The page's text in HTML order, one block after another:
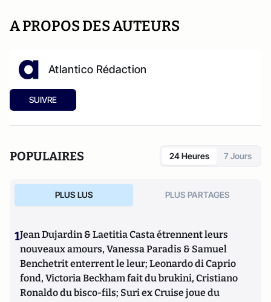
A PROPOS DES AUTEURS
Atlantico Rédaction
SUIVRE
POPULAIRES 24 Heures 7 Jours
PLUS LUS PLUS PARTAGES
1Jean Dujardin & Laetitia Casta étrennent leurs
nouveaux amours, Vanessa Paradis & Samuel
Benchetrit enterrent le leur; Leonardo di Caprio
fond, Victoria Beckham fait du brukini, Cristiano
Ronaldo du bisco-fils; Suri ex Cruise joue du